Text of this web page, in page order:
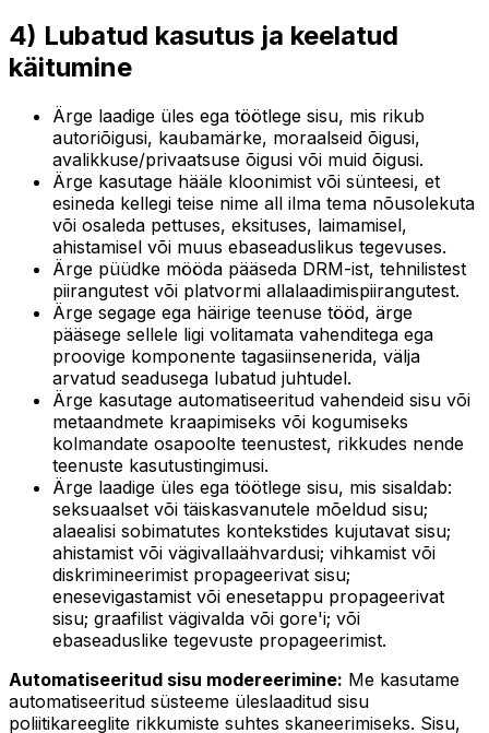
4) Lubatud kasutus ja keelatud
käitumine
Ärge laadige üles ega töötlege sisu, mis rikub
autoriõigusi, kaubamärke, moraalseid õigusi,
avalikkuse/privaatsuse õigusi või muid õigusi.
Ärge kasutage hääle kloonimist või sünteesi, et
esineda kellegi teise nime all ilma tema nõusolekuta
või osaleda pettuses, eksituses, laimamisel,
ahistamisel või muus ebaseaduslikus tegevuses.
Ärge püüdke mööda pääseda DRM-ist, tehnilistest
piirangutest või platvormi allalaadimispiirangutest.
Ärge segage ega häirige teenuse tööd, ärge
pääsege sellele ligi volitamata vahenditega ega
proovige komponente tagasiinsenerida, välja
arvatud seadusega lubatud juhtudel.
Ärge kasutage automatiseeritud vahendeid sisu või
metaandmete kraapimiseks või kogumiseks
kolmandate osapoolte teenustest, rikkudes nende
teenuste kasutustingimusi.
Ärge laadige üles ega töötlege sisu, mis sisaldab:
seksuaalset või täiskasvanutele mõeldud sisu;
alaealisi sobimatutes kontekstides kujutavat sisu;
ahistamist või vägivallaähvardusi; vihkamist või
diskrimineerimist propageerivat sisu;
enesevigastamist või enesetappu propageerivat
sisu; graafilist vägivalda või gore'i; või
ebaseaduslike tegevuste propageerimist.
Automatiseeritud sisu modereerimine: Me kasutame
automatiseeritud süsteeme üleslaaditud sisu
poliitikareeglite rikkumiste suhtes skaneerimiseks. Sisu,